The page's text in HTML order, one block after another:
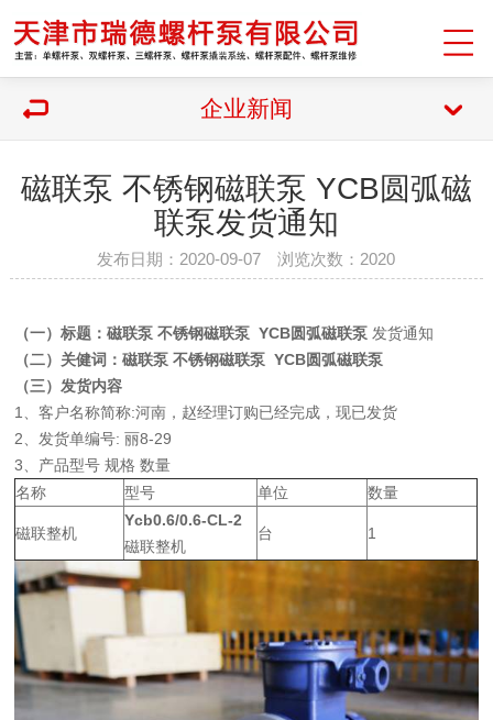
企业新闻
磁联泵 不锈钢磁联泵 YCB圆弧磁
联泵发货通知
发布日期：2020-09-07 浏览次数：2020
（一）标题：磁联泵 不锈钢磁联泵 YCB圆弧磁联泵发货通知
（二）关健词：磁联泵 不锈钢磁联泵 YCB圆弧磁联泵
（三）发货内容
1、客户名称简称:河南，赵经理订购已经完成，现已发货
2、发货单编号: 丽8-29
3、产品型号 规格 数量
名称
型号 单位 数量
磁联整机
Ycb0.6/0.6-CL-2
磁联整机
台 1